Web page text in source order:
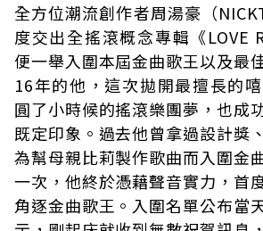
全方位潮流創作者周湯豪（
度交出全搖滾概念專輯《LOVE
便一舉入圍本屆金曲歌王以及最
16年的他，這次拋開最擅長的
圓了小時候的搖滾樂團夢，也成
既定印象。過去他曾拿過設計獎
為幫母親比莉製作歌曲而入圍金
一次，他終於憑藉聲音實力，首
角逐金曲歌王。入圍名單公布當